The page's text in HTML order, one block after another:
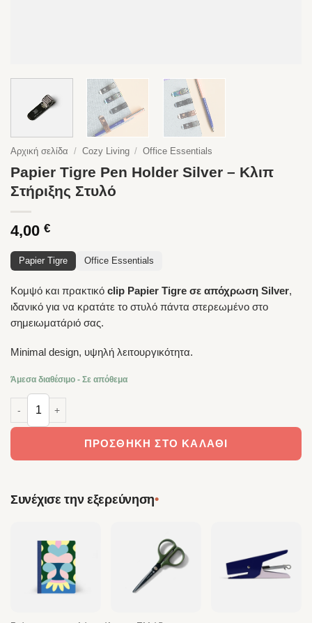
Αρχική σελίδα / Cozy Living / Office Essentials
Papier Tigre Pen Holder Silver – Κλιπ
Στήριξης Στυλό
4,00 €
Papier Tigre Office Essentials
Κομψό και πρακτικό clip Papier Tigre σε απόχρωση Silver,
ιδανικό για να κρατάτε το στυλό πάντα στερεωμένο στο
σημειωματάριό σας.
Minimal design, υψηλή λειτουργικότητα.
Άμεσα διαθέσιμο - Σε απόθεμα
Papier Tigre Pen Holder Silver – Κλιπ Στήριξης Στυλό ποσότητα
ΠΡΟΣΘΉΚΗ ΣΤΟ ΚΑΛΆΘΙ
Συνέχισε την εξερεύνηση•